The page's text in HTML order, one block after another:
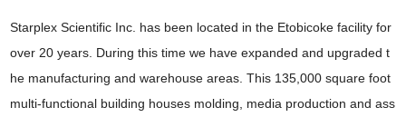
Starplex Scientific Inc. has been located in the Etobicoke facility for
over 20 years. During this time we have expanded and upgraded t
he manufacturing and warehouse areas. This 135,000 square foot
multi-functional building houses molding, media production and ass